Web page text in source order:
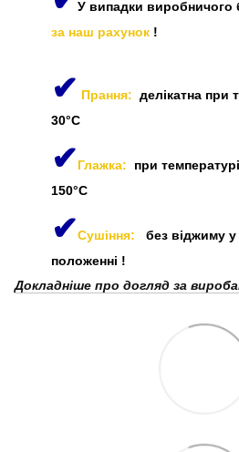
У випадки виробничого
за наш рахунок !
✔ Прання: делікатна при
30°C
✔Глажка: при
150°C
✔Сушіння:
без віджиму
положенні !
Докладніше про догляд за